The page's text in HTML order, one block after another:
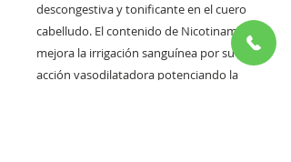
descongestiva y tonificante en el cuero
cabelludo. El contenido de Nicotinamida
mejora la irrigación sanguínea por su
acción vasodilatadora potenciando la